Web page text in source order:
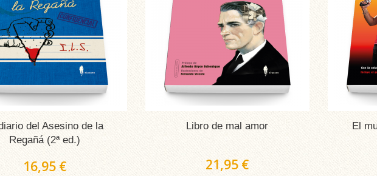
del Asesino de la
Regañá (2ª ed.)
16,95 €
Libro de mal amor
21,95 €
El